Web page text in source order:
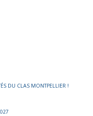
DU CLAS MONTPELLIER !